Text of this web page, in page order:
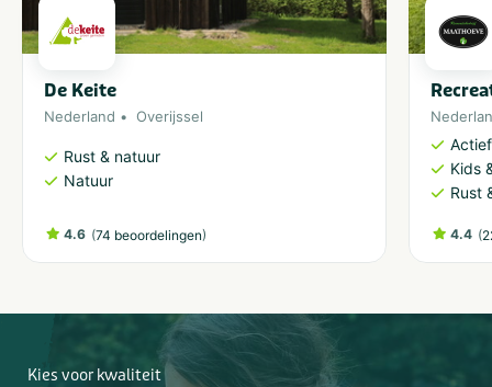
De Keite
Nederland Overijssel
Rust & natuur
Natuur
4.6 (74 beoordelingen)
Kids
Rust
4.4 (
Kies voor kwaliteit